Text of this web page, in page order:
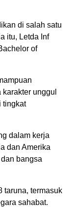
di salah satu
itu, Letda Inf
of
unggul
tingkat
dalam kerja
dan Amerika
bangsa
taruna, termasuk
sahabat.